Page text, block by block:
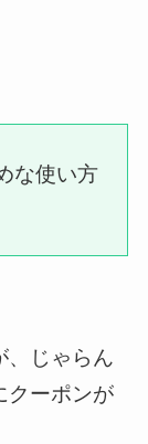
な使い方
、じゃらん
クーポンが